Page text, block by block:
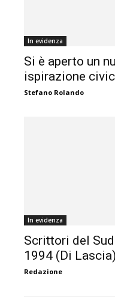
In evidenza
Si è aperto un
ispirazione
Stefano Rolando
In evidenza
Scrittori del
1994 (Di Lascia)
Redazione